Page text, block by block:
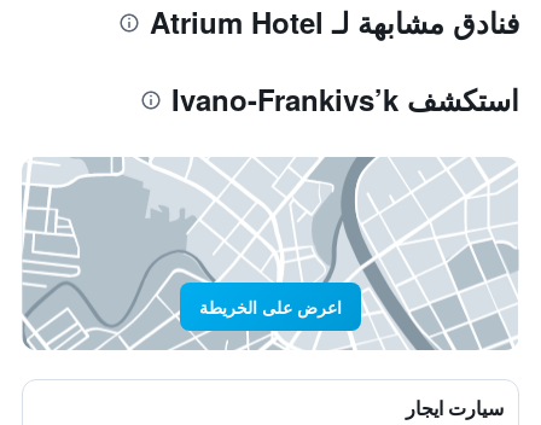
فنادق مشابهة لـ Atrium Hotel
استكشف Ivano-Frankivs’k
اعرض على الخريطة
سيارت ايجار